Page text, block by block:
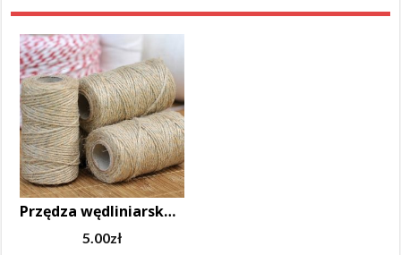
Przędza wędliniarska szara 100 gram
5.00zł